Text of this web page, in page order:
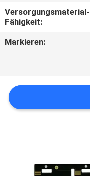
UNS
IN
VERBINDUNG
FORDERN
Versorgungsmaterial-
Fähigkeit:
Markieren: